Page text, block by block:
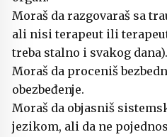
Moraš da razgovaraš sa
ali nisi terapeut ili
treba stalno i svakog dana).
Moraš da proceniš
obezbeđenje.
Moraš da objasniš
jezikom, ali da ne